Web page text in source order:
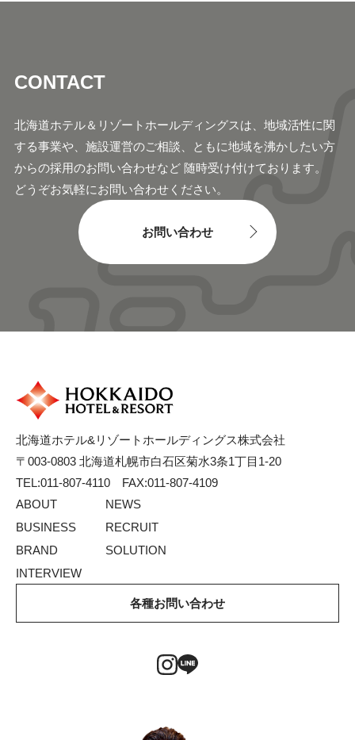
CONTACT
北海道ホテル＆リゾートホールディングスは、地域活性に関
する事業や、施設運営のご相談、ともに地域を沸かしたい方
からの採用のお問い合わせなど 随時受け付けております。
どうぞお気軽にお問い合わせください。
お問い合わせ
北海道ホテル&リゾートホールディングス株式会社
〒003-0803 北海道札幌市白石区菊水3条1丁目1-20
TEL:011-807-4110 FAX:011-807-4109
ABOUT
NEWS
BUSINESS
RECRUIT
BRAND
SOLUTION
INTERVIEW
各種お問い合わせ